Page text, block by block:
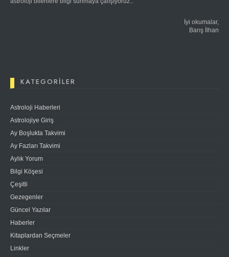
İyi okumalar,
Barış İlhan
KATEGORILER
Astroloji Haberleri
Astrolojiye Giriş
Ay Boşlukta Takvimi
Ay Fazları Takvimi
Aylık Yorum
Bilgi Köşesi
Çeşitli
Gezegenler
Güncel Yazılar
Haberler
Kitaplardan Seçmeler
Linkler